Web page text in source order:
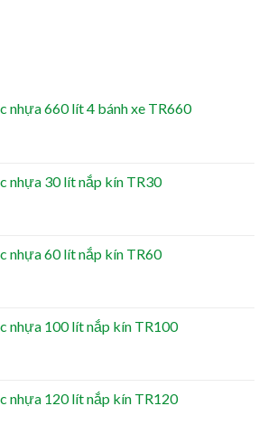
nhựa 660 lít 4 bánh xe TR660
nhựa 30 lít nắp kín TR30
nhựa 60 lít nắp kín TR60
nhựa 100 lít nắp kín TR100
nhựa 120 lít nắp kín TR120